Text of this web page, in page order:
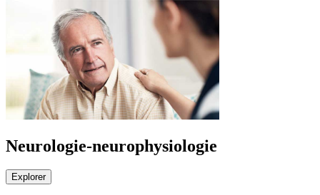
Neurologie-neurophysiologie
Explorer